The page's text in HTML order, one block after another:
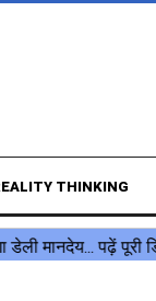
THINKING